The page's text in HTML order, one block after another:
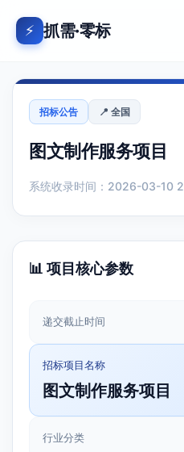
⚡ 抓需·零标
招标公告 📍 全国
图文制作服务项目
系统收录时间：2026-03-10
📊 项目核心参数
递交截止时间
招标项目名称
图文制作服务项目
行业分类